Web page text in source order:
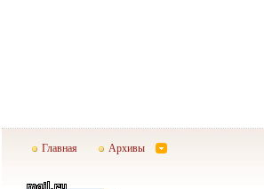
Главная Архивы